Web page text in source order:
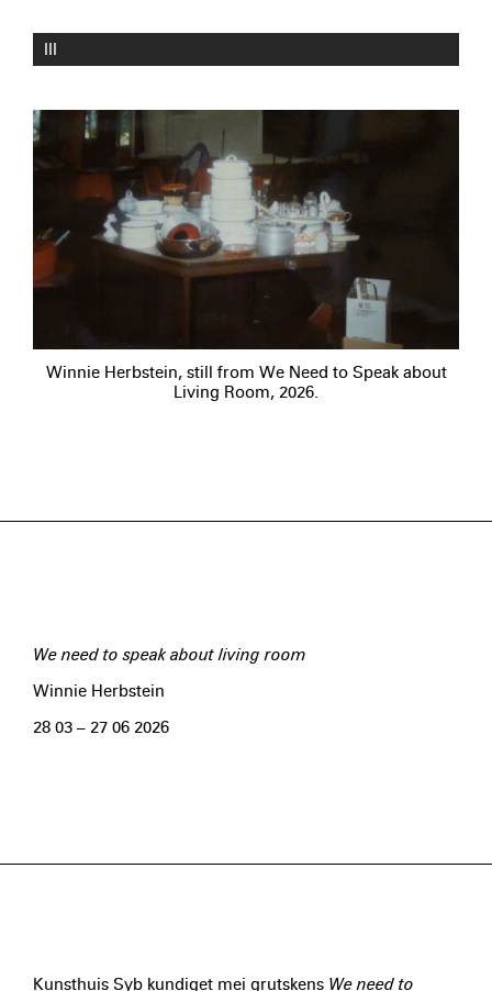
III
Winnie Herbstein, still from We Need to Speak about
Living Room, 2026.
We need to speak about living room
Winnie Herbstein
28 03 – 27 06 2026
Kunsthuis Syb kundiget mei grutskens We need to